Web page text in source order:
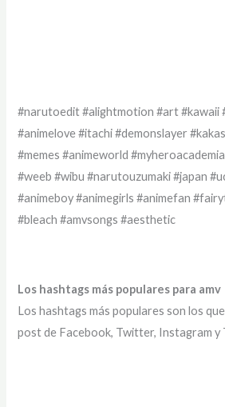
#narutoedit #alightmotion #art #kawaii
#animelove #itachi #demonslayer
#memes #animeworld
#weeb #wibu #narutouzumaki #japan
#animeboy #animegirls #animefan
#bleach #amvsongs #aesthetic
Los hashtags más populares para amv
Los hashtags más populares son los
post de Facebook, Twitter, Instagram y